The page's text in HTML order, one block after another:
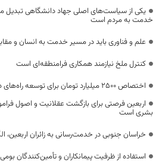
یکی از سیاست‌های اصلی جهاد دانشگاهی تبدیل
خدمت به مردم است
علم و فناوری باید در مسیر خدمت به انسان و
کنترل ملخ نیازمند همکاری فرامنطقه‌ای است
اختصاص 2500 میلیارد تومان برای توسعه راه‌های دوبانده خراسان جنوبی
اربعین فرصتی برای بازگشت عقلانیت و اصول
بشری است
خراسان جنوبی در خدمت‌رسانی به زائران
استفاده از ظرفیت پیمانکاران و تأمین‌کنندگان